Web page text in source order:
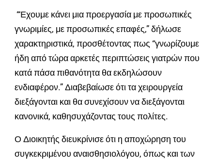
“Έχουμε κάνει μια προεργασία με προσωπικές
γνωριμίες, με προσωπικές επαφές,” δήλωσε
χαρακτηριστικά, προσθέτοντας πως “γνωρίζουμε
ήδη από τώρα αρκετές περιπτώσεις γιατρών που
κατά πάσα πιθανότητα θα εκδηλώσουν
ενδιαφέρον.” Διαβεβαίωσε ότι τα χειρουργεία
διεξάγονται και θα συνεχίσουν να διεξάγονται
κανονικά, καθησυχάζοντας τους πολίτες.
Ο Διοικητής διευκρίνισε ότι η αποχώρηση του
συγκεκριμένου αναισθησιολόγου, όπως και των